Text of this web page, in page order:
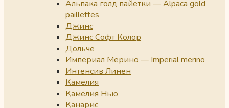
Альпака голд пайетки — Alpaca gold
paillettes
Джинс
Джинс Софт Колор
Дольче
Империал Мерино — Imperial merino
Интенсив Линен
Камелия
Камелия Нью
Канарис